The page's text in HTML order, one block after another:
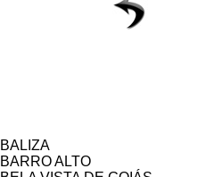
BALIZA
BARRO ALTO